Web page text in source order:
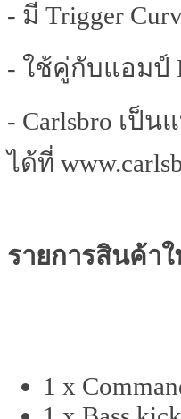
- มี Trigger
- ใช้คู่กับแอมป์
- Carlsbro เป็
ได้ที่
รายการสินค้า
1 x